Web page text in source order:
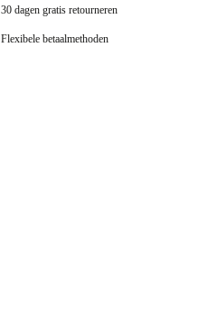
30 dagen gratis retourneren
Flexibele betaalmethoden